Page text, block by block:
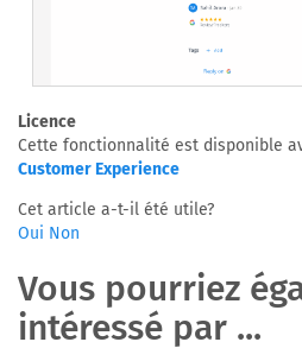
Licence
Cette fonctionnalité est disponible
Customer Experience
Cet article a-t-il été utile?
Oui Non
Vous pourriez
intéressé par ...